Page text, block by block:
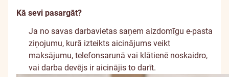
Kā sevi pasargāt?
Ja no savas darbavietas saņem aizdomīgu e-pasta
ziņojumu, kurā izteikts aicinājums veikt
maksājumu, telefonsarunā vai klātienē noskaidro,
vai darba devējs ir aicinājis to darīt.